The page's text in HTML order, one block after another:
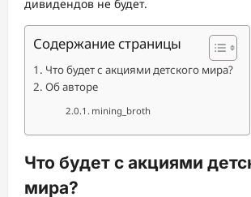
дивидендов не будет.
Содержание страницы
Что будет с акциями детского мира?
Об авторе
mining_broth
Что будет с акциями
мира?